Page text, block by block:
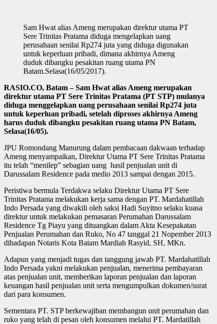
Sam Hwat alias Ameng merupakan direktur utama PT
Sere Trinitas Pratama diduga mengelapkan uang
perusahaan senilai Rp274 juta yang diduga digunakan
untuk keperluan pribadi, dimana akhirnya Ameng
duduk dibangku pesakitan ruang utama PN
Batam.Selasa(16/05/2017).
RASIO.CO, Batam – Sam Hwat alias Ameng merupakan
direktur utama PT Sere Trinitas Pratama (PT STP) mulanya
diduga menggelapkan uang perusahaan senilai Rp274 juta
untuk keperluan pribadi, setelah diproses akhirnya Ameng
harus duduk dibangku pesakitan ruang utama PN Batam,
Selasa(16/05).
JPU Romondang Manurung dalam pembacaan dakwaan terhadap
Ameng menyampaikan, Direktur Utama PT Sere Trinitas Pratama
itu telah “menilep” sebagian uang hasil penjualan unit di
Darussalam Residence pada medio 2013 sampai dengan 2015.
Peristiwa bermula Terdakwa selaku Direktur Utama PT Sere
Trinitas Pratama melakukan kerja sama dengan PT. Mardahatillah
Indo Persada yang diwakili oleh saksi Hadi Suyitno selaku kuasa
direktur untuk melakukan pemasaran Perumahan Darussalam
Residence Tg Piayu yang dituangkan dalam Akta Kesepakatan
Penjualan Perumahan dan Ruko, No 47 tanggal 21 Nopember 2013
dihadapan Notaris Kota Batam Mardiah Rasyid, SH, MKn.
Adapun yang menjadi tugas dan tanggung jawab PT. Mardahatillah
Indo Persada yakni melakukan penjualan, menerima pembayaran
atas penjualan unit, memberikan laporan penjualan dan laporan
keuangan hasil penjualan unit serta mengumpulkan dokumen/surat
dari para konsumen.
Sementara PT. STP berkewajiban membangun unit perumahan dan
ruko yang telah di pesan oleh konsumen melalui PT. Mardatillah